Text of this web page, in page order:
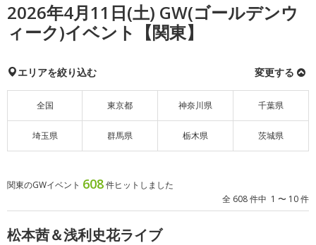
2026年4月11日(土) GW(ゴールデンウ
ィーク)イベント【関東】
エリアを絞り込む 変更する
全国 東京都 神奈川県 千葉県
埼玉県 群馬県 栃木県 茨城県
関東のGWイベント 608件ヒットしました
全 608 件中 1 〜 10 件
松本茜＆浅利史花ライブ